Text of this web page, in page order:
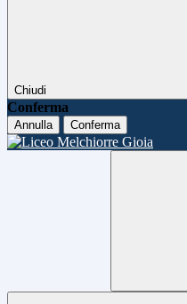
Chiudi
Conferma
Annulla Conferma